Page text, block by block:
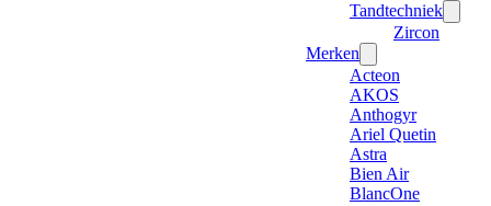
Tandtechniek
Zircon
Merken
Acteon
AKOS
Anthogyr
Ariel Quetin
Astra
Bien Air
BlancOne